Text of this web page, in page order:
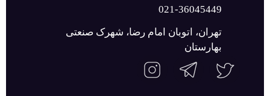
021-36045449
تهران، اتوبان امام رضا، شهرک صنعتی
بهارستان